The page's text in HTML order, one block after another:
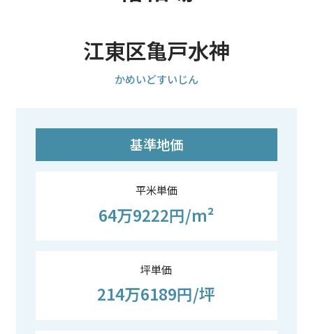
江東区亀戸水神
かめいどすいじん
基準地価
平米単価
64万9222円/m²
坪単価
214万6189円/坪